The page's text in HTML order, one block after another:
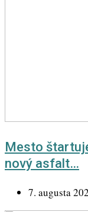
Mesto
nový asfalt…
7. augusta